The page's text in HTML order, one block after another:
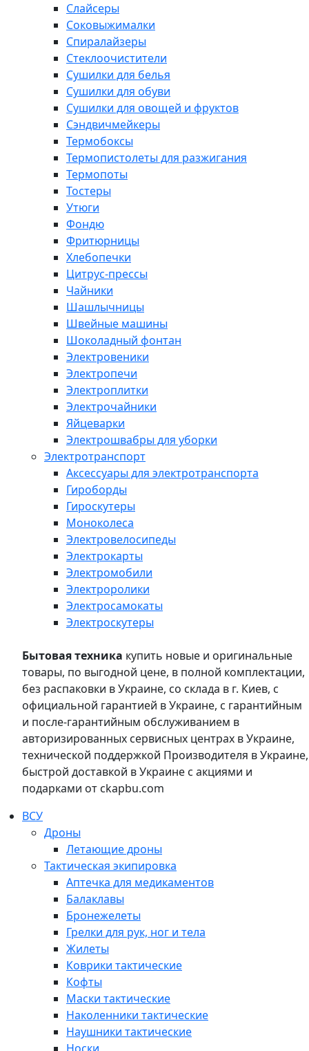
Слайсеры
Соковыжималки
Спиралайзеры
Стеклоочистители
Сушилки для белья
Сушилки для обуви
Сушилки для овощей и фруктов
Сэндвичмейкеры
Термобоксы
Термопистолеты для разжигания
Термопоты
Тостеры
Утюги
Фондю
Фритюрницы
Хлебопечки
Цитрус-прессы
Чайники
Шашлычницы
Швейные машины
Шоколадный фонтан
Электровеники
Электропечи
Электроплитки
Электрочайники
Яйцеварки
Электрошвабры для уборки
Электротранспорт
Аксессуары для электротранспорта
Гироборды
Гироскутеры
Моноколеса
Электровелосипеды
Электрокарты
Электромобили
Электроролики
Электросамокаты
Электроскутеры
Бытовая техника купить новые и оригинальные
товары, по выгодной цене, в полной комплектации,
без распаковки в Украине, со склада в г. Киев, с
официальной гарантией в Украине, с гарантийным
и после-гарантийным обслуживанием в
авторизированных сервисных центрах в Украине,
технической поддержкой Производителя в Украине,
быстрой доставкой в Украине с акциями и
подарками от ckapbu.com
ВСУ
Дроны
Летающие дроны
Тактическая экипировка
Аптечка для медикаментов
Балаклавы
Бронежелеты
Грелки для рук, ног и тела
Жилеты
Коврики тактические
Кофты
Маски тактические
Наколенники тактические
Наушники тактические